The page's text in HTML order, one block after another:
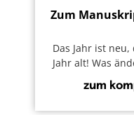
Zum
Das Jahr ist
Jahr alt! Was
zum